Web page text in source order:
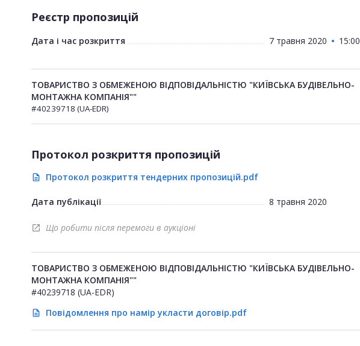
Реєстр пропозицій
Дата і час розкриття 7 травня 2020 15:00
ТОВАРИСТВО З ОБМЕЖЕНОЮ ВІДПОВІДАЛЬНІСТЮ "КИЇВСЬКА БУДІВЕЛЬНО-
МОНТАЖНА КОМПАНІЯ""
#40239718 (UA-EDR)
Протокол розкриття пропозицій
description Протокол розкриття тендерних пропозицій.pdf
Дата публікації 8 травня 2020
open_in_new Що робити після перемоги в аукціоні
ТОВАРИСТВО З ОБМЕЖЕНОЮ ВІДПОВІДАЛЬНІСТЮ "КИЇВСЬКА БУДІВЕЛЬНО-
МОНТАЖНА КОМПАНІЯ""
#40239718 (UA-EDR)
description Повідомлення про намір укласти договір.pdf